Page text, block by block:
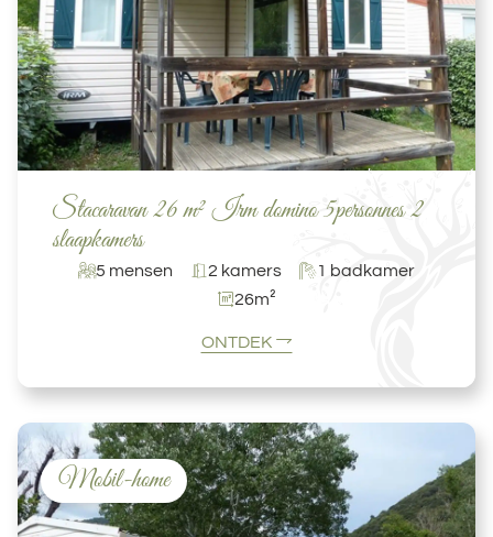
Stacaravan 26 m² Irm domino 5personnes 2
slaapkamers
5 mensen 2 kamers
1 badkamer
26m²
ONTDEK
Mobil-home